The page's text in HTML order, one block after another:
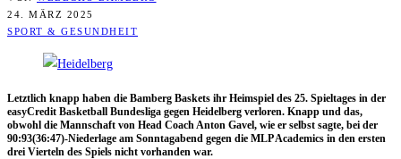
24. MÄRZ 2025
SPORT & GESUNDHEIT
Letzt­lich knapp haben die Bam­berg Bas­kets ihr Heim­spiel des 25. Spiel­ta­ges in der
easy­Cre­dit Bas­ket­ball Bun­des­li­ga gegen Hei­del­berg ver­lo­ren. Knapp und das,
obwohl die Mann­schaft von Head Coach Anton Gavel, wie er selbst sag­te, bei der
90:93(36:47)-Niederlage am Sonn­tag­abend gegen die MLP Aca­de­mics in den ers­ten
drei Vier­teln des Spiels nicht vor­han­den war.